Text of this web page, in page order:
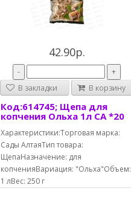
42.90р.
-
+
В закладки
В корзину
Код:614745; Щепа для
копчения Ольха 1л СА *20
Характеристики:Торговая марка:
Сады АлтаяТип товара:
ЩепаНазначение: для
копченияВариация: "Ольха"Объем:
1 лВес: 250 г